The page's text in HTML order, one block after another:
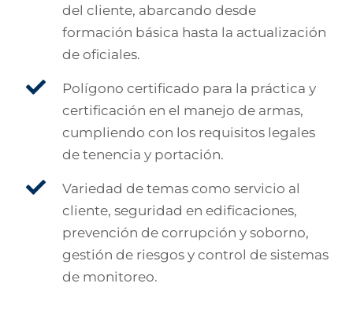
del cliente, abarcando desde
formación básica hasta la actualización
de oficiales.
Polígono certificado para la práctica y
certificación en el manejo de armas,
cumpliendo con los requisitos legales
de tenencia y portación.
Variedad de temas como servicio al
cliente, seguridad en edificaciones,
prevención de corrupción y soborno,
gestión de riesgos y control de sistemas
de monitoreo.